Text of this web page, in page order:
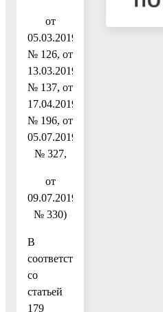
от
05.03.2019
№ 126, от
13.03.2019
№ 137, от
17.04.2019
№ 196, от
05.07.2019
№ 327,
от
09.07.2019
№ 330)
В
соответствии
со
статьей
179